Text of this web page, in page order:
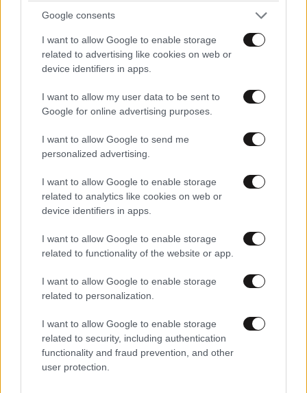
Google consents
I want to allow Google to enable storage
related to advertising like cookies on web or
device identifiers in apps.
I want to allow my user data to be sent to
Google for online advertising purposes.
I want to allow Google to send me
personalized advertising.
I want to allow Google to enable storage
related to analytics like cookies on web or
device identifiers in apps.
I want to allow Google to enable storage
related to functionality of the website or app.
I want to allow Google to enable storage
related to personalization.
I want to allow Google to enable storage
related to security, including authentication
functionality and fraud prevention, and other
user protection.